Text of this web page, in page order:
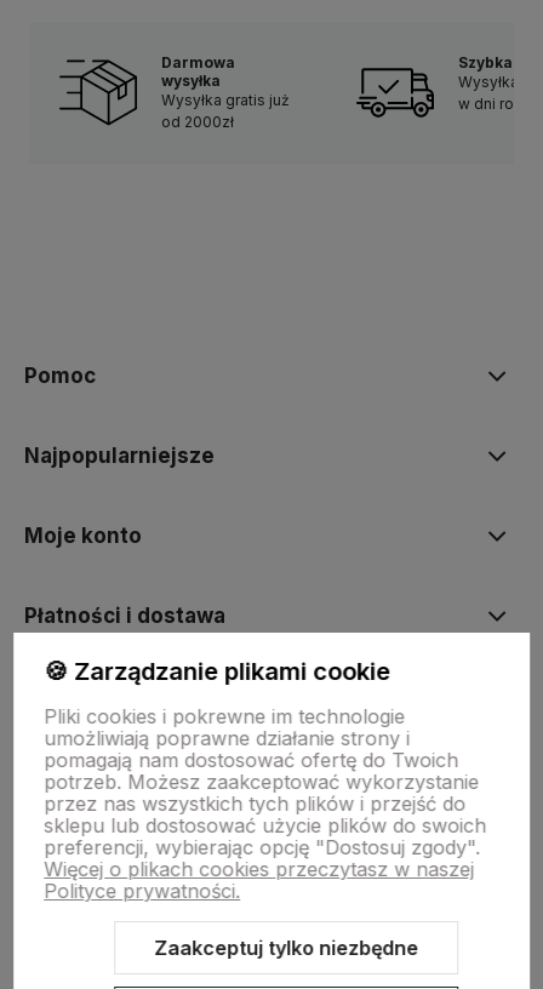
Darmowa
wysyłka
Wysyłka gratis już
od 2000zł
Szybka
Wysyłka w
w dni
Pomoc
Najpopularniejsze
Moje konto
Płatności i dostawa
O nas
Sklep internetowy Shoper Premium
Szablon Shoper Modern 3.0™
🍪 Zarządzanie plikami cookie
Pliki cookies i pokrewne im technologie
umożliwiają poprawne działanie strony i
pomagają nam dostosować ofertę do Twoich
potrzeb. Możesz zaakceptować wykorzystanie
przez nas wszystkich tych plików i przejść do
sklepu lub dostosować użycie plików do swoich
preferencji, wybierając opcję "Dostosuj zgody".
Więcej o plikach cookies przeczytasz w naszej
Polityce prywatności.
Zaakceptuj tylko niezbędne